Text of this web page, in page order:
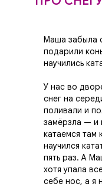
Maшa забыла
подарили
научились
У нас во
снег на
поливали и
замёрзла — и
катаемся там
научился
пять раз. А
хотя упала
себе нос, а я